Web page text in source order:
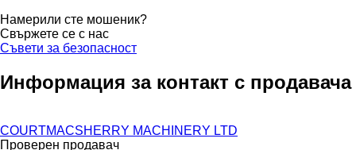
Намерили сте мошеник?
Свържете се с нас
Съвети за безопасност
Информация за контакт с продавача
COURTMACSHERRY MACHINERY LTD
Проверен продавач